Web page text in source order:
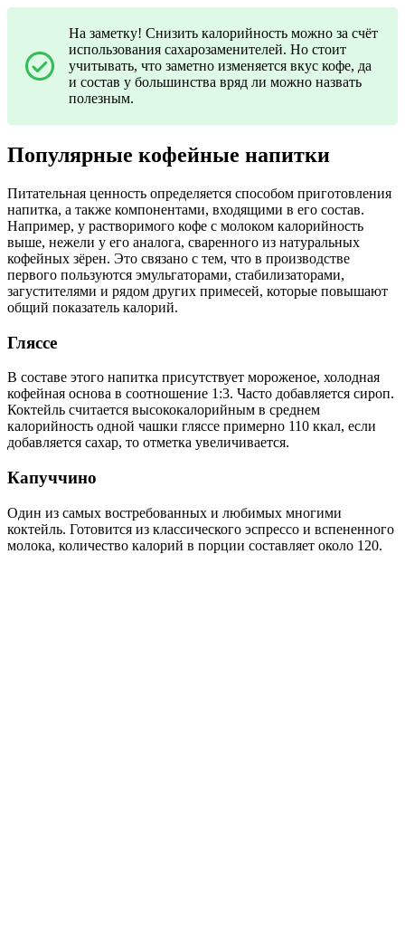
На заметку! Снизить калорийность можно за счёт
использования сахарозаменителей. Но стоит
учитывать, что заметно изменяется вкус кофе, да
и состав у большинства вряд ли можно назвать
полезным.
Популярные кофейные напитки
Питательная ценность определяется способом приготовления
напитка, а также компонентами, входящими в его состав.
Например, у растворимого кофе с молоком калорийность
выше, нежели у его аналога, сваренного из натуральных
кофейных зёрен. Это связано с тем, что в производстве
первого пользуются эмульгаторами, стабилизаторами,
загустителями и рядом других примесей, которые повышают
общий показатель калорий.
Гляссе
В составе этого напитка присутствует мороженое, холодная
кофейная основа в соотношение 1:3. Часто добавляется сироп.
Коктейль считается высококалорийным в среднем
калорийность одной чашки гляссе примерно 110 ккал, если
добавляется сахар, то отметка увеличивается.
Капуччино
Один из самых востребованных и любимых многими
коктейль. Готовится из классического эспрессо и вспененного
молока, количество калорий в порции составляет около 120.